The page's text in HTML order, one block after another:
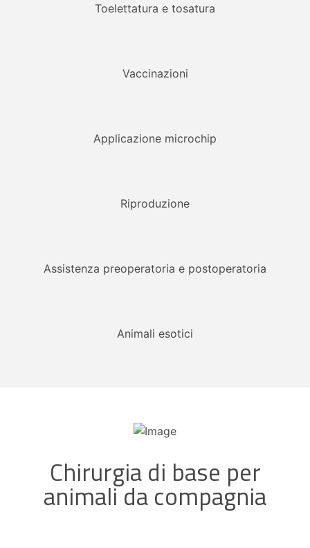
Toelettatura e tosatura
Vaccinazioni
Applicazione microchip
Riproduzione
Assistenza preoperatoria e postoperatoria
Animali esotici
Chirurgia di base per
animali da compagnia